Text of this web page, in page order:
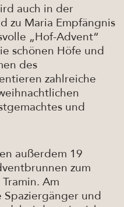
auch in der
zu Maria Empfängnis
„Hof-Advent“
schönen Höfe und
des
zahlreiche
und
außerdem 19
zum
Am
und